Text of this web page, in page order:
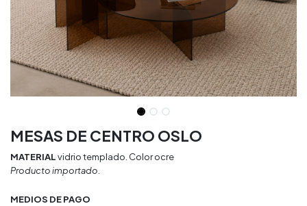
MESAS DE CENTRO OSLO
MATERIALvidrio templado. Color ocre
Producto importado.
MEDIOS DE PAGO